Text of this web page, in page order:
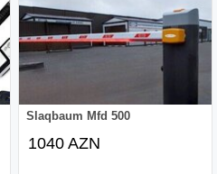
Slaqbaum Mfd 500
1040 AZN